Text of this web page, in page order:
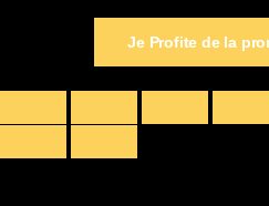
Je Profite de la